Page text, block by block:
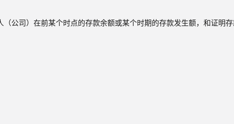
公司）在前某个时点的存款余额或某个时期的存款发生额，和证明